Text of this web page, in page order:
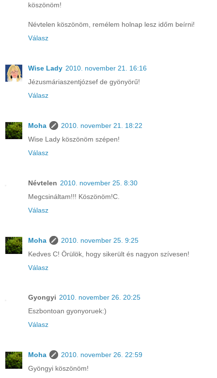
köszönöm!
Névtelen köszönöm, remélem holnap lesz időm beírni!
Válasz
Wise Lady 2010. november 21. 16:16
Jézusmáriaszentjózsef de gyönyörű!
Válasz
Moha
2010. november 21. 18:22
Wise Lady köszönöm szépen!
Válasz
Névtelen 2010. november 25. 8:30
Megcsináltam!!! Köszönöm!C.
Válasz
Moha
2010. november 25. 9:25
Kedves C! Örülök, hogy sikerült és nagyon szívesen!
Válasz
Gyongyi 2010. november 26. 20:25
Eszbontoan gyonyoruek:)
Válasz
Moha
2010. november 26. 22:59
Gyöngyi köszönöm!